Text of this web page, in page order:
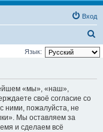
Вход
о
Язык:
«мы», «наш»,
своё согласие со
ними, пожалуйста, не
Мы оставляем за
и сделаем всё